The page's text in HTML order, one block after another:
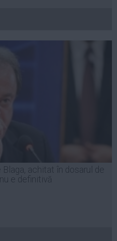
achitat în dosarul de
e definitivă